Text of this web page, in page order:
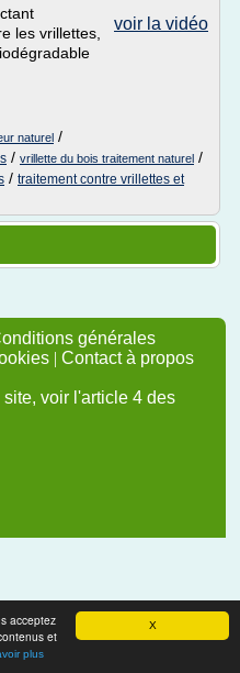
X
acceptez
et
plus
voir la vidéo
les vrillettes,
naturel /
/ vrillette du bois traitement naturel /
/ traitement contre vrillettes et
générales
| Contact à propos
voir l'article 4 des